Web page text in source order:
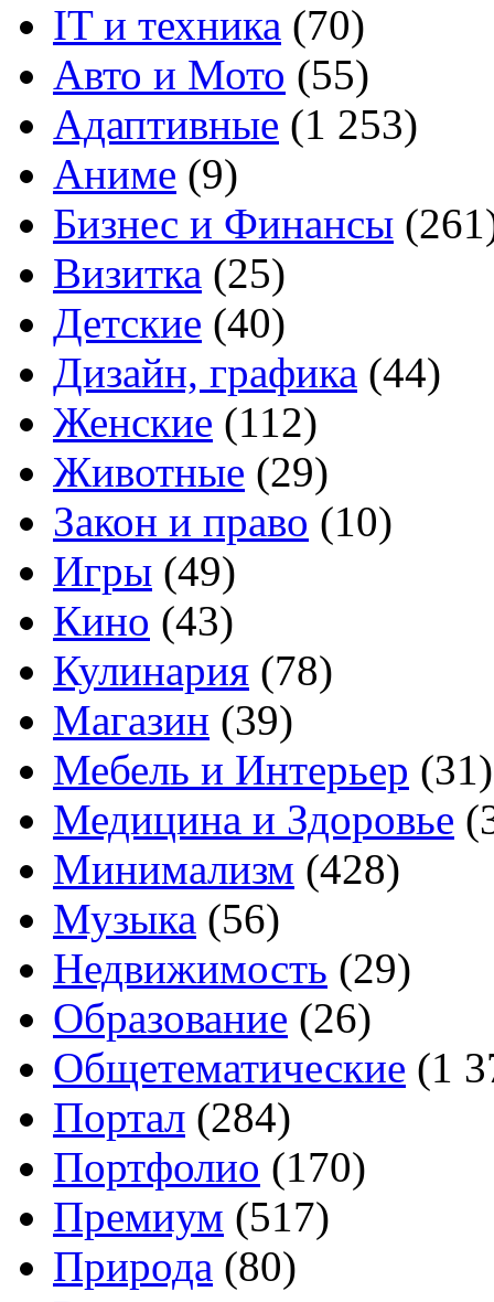
IT и техника (70)
Авто и Мото (55)
Адаптивные (1 253)
Аниме (9)
Бизнес и Финансы
Визитка (25)
Детские (40)
Дизайн, графика (44)
Женские (112)
Животные (29)
Закон и право (10)
Игры (49)
Кино (43)
Кулинария (78)
Магазин (39)
Мебель и Интерьер (31)
Медицина и Здоровье
Минимализм (428)
Музыка (56)
Недвижимость (29)
Образование (26)
Общетематические (1
Портал (284)
Портфолио (170)
Премиум (517)
Природа (80)